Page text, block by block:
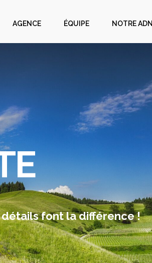
AGENCE ÉQUIPE NOTRE ADN
font la différence !